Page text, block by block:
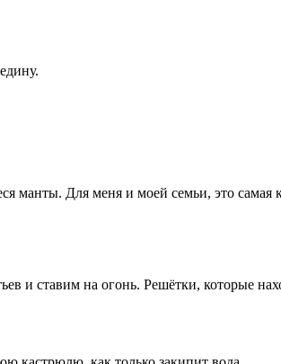
манты. Для меня и моей семьи, это самая
и ставим на огонь. Решётки, которые